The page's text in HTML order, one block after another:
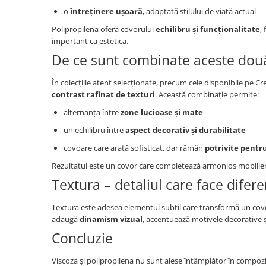
oîntreținere ușoară, adaptată stilului de viață actual
Polipropilena oferă covoruluiechilibru și funcționalitate,
important ca estetica.
De ce sunt combinate aceste
În colecțiile atent selecționate, precum cele disponibile pe
contrast rafinat de texturi. Această combinație permite:
alternanța întrezone lucioase și mate
un echilibru întreaspect decorativ și durabilitate
covoare care arată sofisticat, dar rămân potrivite
Rezultatul este un covor care completează armonios
Textura – detaliul care face
Textura este adesea elementul subtil care transformă un
adaugădinamism vizual, accentuează motivele
Concluzie
Viscoza și polipropilena nu sunt alese întâmplător în